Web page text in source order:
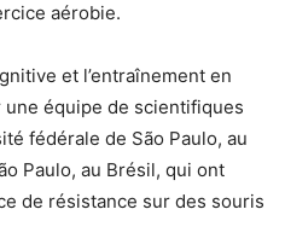
aérobie.
et l’entraînement en
équipe de scientifiques
fédérale de São Paulo, au
Paulo, au Brésil, qui ont
de résistance sur des souris